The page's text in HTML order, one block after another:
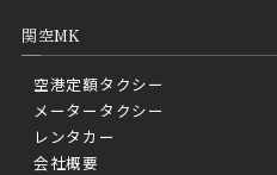
関空MK
空港定額タクシー
メータータクシー
レンタカー
会社概要